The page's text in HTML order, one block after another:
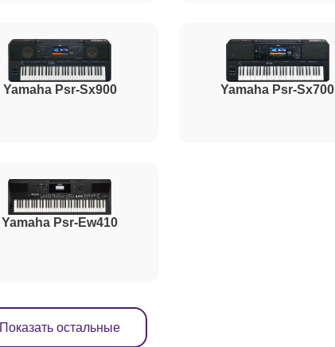
от 90 минут
1500
от 110 минут
Yamaha Psr-Sx900 Yamaha Psr-Sx700
Yamaha Psr-Ew410
Показать остальные